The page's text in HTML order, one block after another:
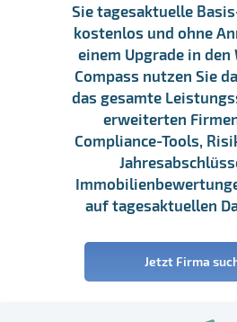
Sie tagesaktuelle
kostenlos und ohne
einem Upgrade in
Compass nutzen Sie
das gesamte
erweiterten
Compliance-Tools,
auf tagesaktuellen
Jetzt Firma